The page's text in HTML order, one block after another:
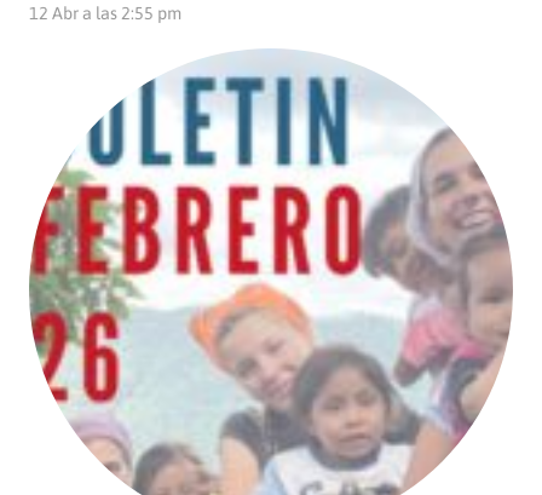
12 Abr a las 2:55 pm